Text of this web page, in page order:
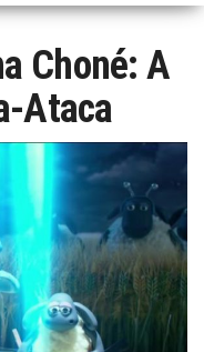
lugar
Choné: A
Ataca